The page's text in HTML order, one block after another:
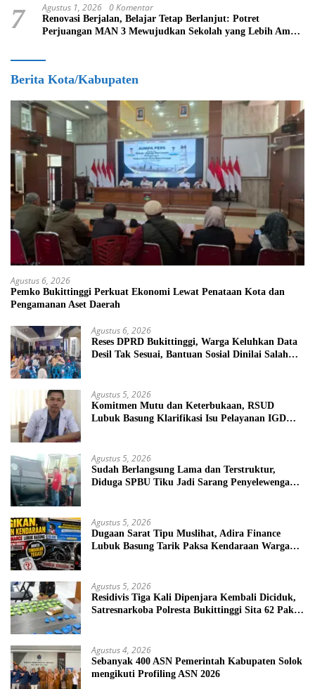
7 Agustus 1, 2026 0 Komentar
Renovasi Berjalan, Belajar Tetap Berlanjut: Potret
Perjuangan MAN 3 Mewujudkan Sekolah yang Lebih Aman
Berita Kota/Kabupaten
Agustus 6, 2026
Pemko Bukittinggi Perkuat Ekonomi Lewat Penataan Kota dan
Pengamanan Aset Daerah
Agustus 6, 2026
Reses DPRD Bukittinggi, Warga Keluhkan Data
Desil Tak Sesuai, Bantuan Sosial Dinilai Salah
Agustus 5, 2026
Komitmen Mutu dan Keterbukaan, RSUD
Lubuk Basung Klarifikasi Isu Pelayanan IGD
Agustus 5, 2026
Sudah Berlangsung Lama dan Terstruktur,
Diduga SPBU Tiku Jadi Sarang Penyelewengan
Agustus 5, 2026
Dugaan Sarat Tipu Muslihat, Adira Finance
Lubuk Basung Tarik Paksa Kendaraan Warga
Agustus 5, 2026
Residivis Tiga Kali Dipenjara Kembali Diciduk,
Satresnarkoba Polresta Bukittinggi Sita 62 Paket
Agustus 4, 2026
Sebanyak 400 ASN Pemerintah Kabupaten Solok
mengikuti Profiling ASN 2026